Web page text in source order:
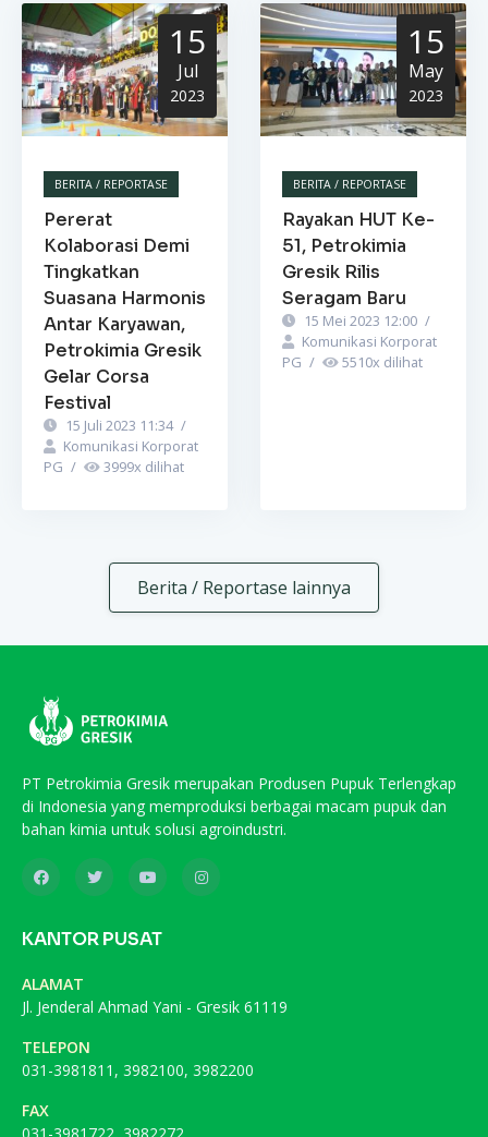
15
Jul
2023
BERITA / REPORTASE
Pererat
Kolaborasi Demi
Tingkatkan
Suasana Harmonis
Antar Karyawan,
Petrokimia Gresik
Gelar Corsa
Festival
15 Juli 2023 11:34 /
Komunikasi Korporat
PG / 3999x dilihat
15
May
2023
BERITA / REPORTASE
Rayakan HUT Ke-
51, Petrokimia
Gresik Rilis
Seragam Baru
15 Mei 2023 12:00 /
Komunikasi Korporat
PG / 5510x dilihat
Berita / Reportase lainnya
PT Petrokimia Gresik merupakan Produsen Pupuk Terlengkap
di Indonesia yang memproduksi berbagai macam pupuk dan
bahan kimia untuk solusi agroindustri.
KANTOR PUSAT
ALAMAT
Jl. Jenderal Ahmad Yani - Gresik 61119
TELEPON
031-3981811, 3982100, 3982200
FAX
031-3981722, 3982272